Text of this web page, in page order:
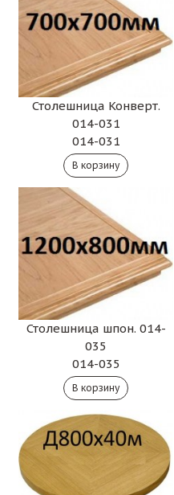
Столешница Конверт.
014-031
014-031
Столешница шпон. 014-
035
014-035